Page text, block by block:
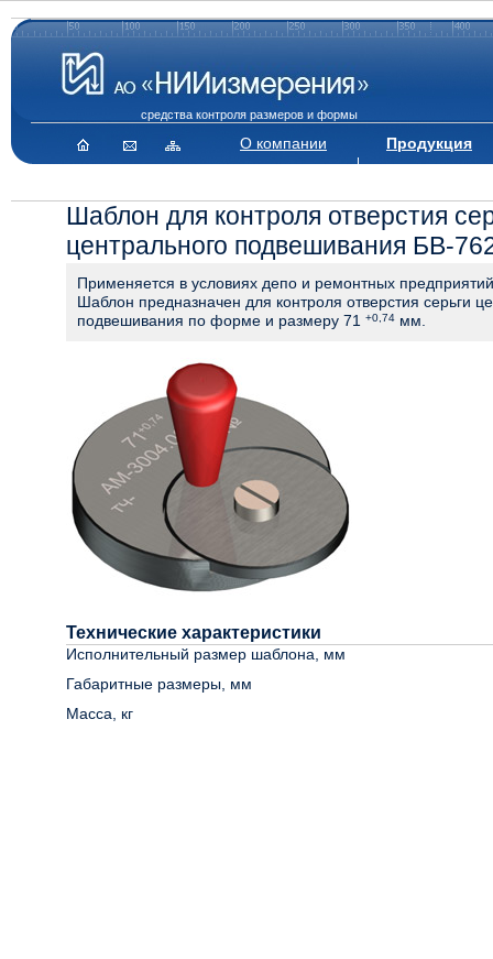
средства контроля размеров и формы
О компании Продукция
Шаблон для контроля отверстия
центрального подвешивания БВ-
Применяется в условиях депо и ремонтных
Шаблон предназначен для контроля отверстия серьги
подвешивания по форме и размеру 71 +0,74 мм.
Технические характеристики
Исполнительный размер шаблона, мм
Габаритные размеры, мм
Масса, кг